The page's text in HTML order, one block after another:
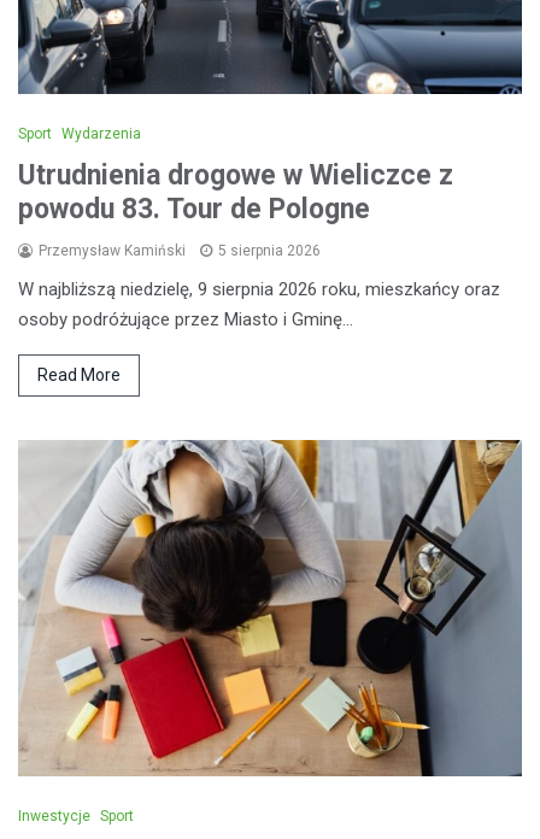
Sport Wydarzenia
Utrudnienia drogowe w Wieliczce z
powodu 83. Tour de Pologne
Przemysław Kamiński 5 sierpnia 2026
W najbliższą niedzielę, 9 sierpnia 2026 roku, mieszkańcy oraz
osoby podróżujące przez Miasto i Gminę…
Read More
Inwestycje Sport